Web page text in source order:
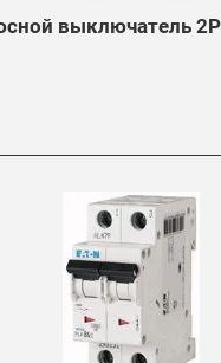
выключатель